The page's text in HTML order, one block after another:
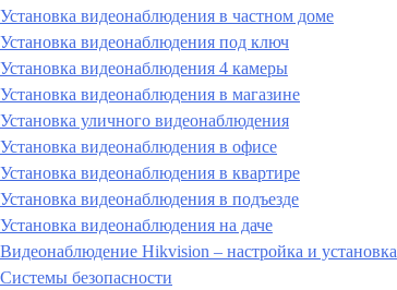
Установка видеонаблюдения в частном доме
Установка видеонаблюдения под ключ
Установка видеонаблюдения 4 камеры
Установка видеонаблюдения в магазине
Установка уличного видеонаблюдения
Установка видеонаблюдения в офисе
Установка видеонаблюдения в квартире
Установка видеонаблюдения в подъезде
Установка видеонаблюдения на даче
Видеонаблюдение Hikvision – настройка и установка
Системы безопасности